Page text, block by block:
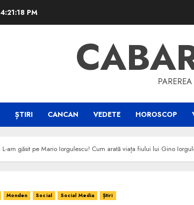
4:21:19 PM
ȘTIRI CANCAN VEDETE HOROSCOP
L-am găsit pe Mario Iorgulescu! Cum arată viața fiului lui Gino
Monden Social Social Media Știri